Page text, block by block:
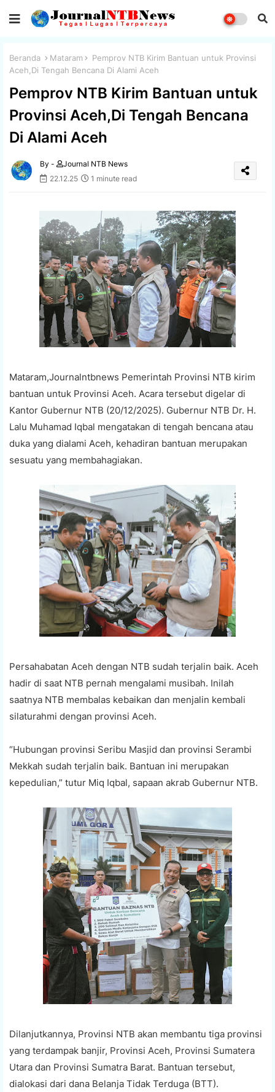
Beranda Mataram
Pemprov NTB Kirim Bantuan untuk Provinsi
Aceh,Di Tengah Bencana Di Alami Aceh
Pemprov NTB Kirim Bantuan untuk
Provinsi Aceh,Di Tengah Bencana
Di Alami Aceh
By -
Journal NTB News
22.12.25
1 minute read
Mataram,Journalntbnews Pemerintah Provinsi NTB kirim
bantuan untuk Provinsi Aceh. Acara tersebut digelar di
Kantor Gubernur NTB (20/12/2025). Gubernur NTB Dr. H.
Lalu Muhamad Iqbal mengatakan di tengah bencana atau
duka yang dialami Aceh, kehadiran bantuan merupakan
sesuatu yang membahagiakan.
Persahabatan Aceh dengan NTB sudah terjalin baik. Aceh
hadir di saat NTB pernah mengalami musibah. Inilah
saatnya NTB membalas kebaikan dan menjalin kembali
silaturahmi dengan provinsi Aceh.
“Hubungan provinsi Seribu Masjid dan provinsi Serambi
Mekkah sudah terjalin baik. Bantuan ini merupakan
kepedulian,” tutur Miq Iqbal, sapaan akrab Gubernur NTB.
Dilanjutkannya, Provinsi NTB akan membantu tiga provinsi
yang terdampak banjir, Provinsi Aceh, Provinsi Sumatera
Utara dan Provinsi Sumatra Barat. Bantuan tersebut,
dialokasi dari dana Belanja Tidak Terduga (BTT).